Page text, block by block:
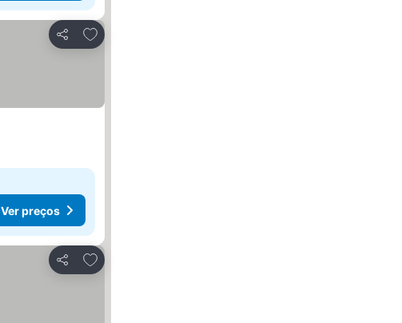
Partilhar
Adicionar aos favoritos
Ver preços
Partilhar
Adicionar aos favoritos